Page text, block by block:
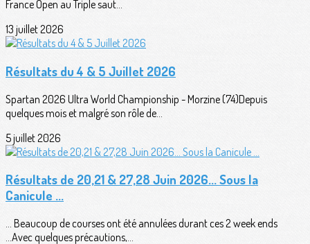
France Open au Triple saut...
13 juillet 2026
Résultats du 4 & 5 Juillet 2026
Spartan 2026 Ultra World Championship - Morzine (74)Depuis
quelques mois et malgré son rôle de...
5 juillet 2026
Résultats de 20,21 & 27,28 Juin 2026... Sous la
Canicule ...
... Beaucoup de courses ont été annulées durant ces 2 week ends
...Avec quelques précautions,...